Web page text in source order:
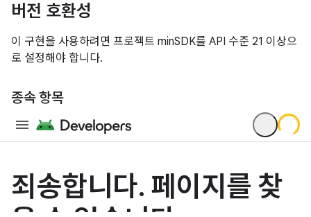
버전 호환성
이 구현을 사용하려면 프로젝트 minSDK를 API 수준 21 이상으
로 설정해야 합니다.
종속 항목